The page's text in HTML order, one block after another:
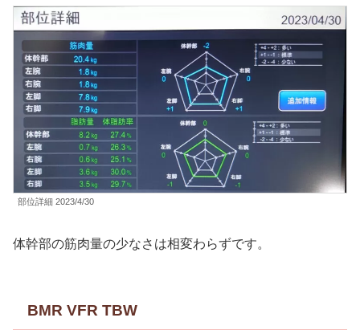
部位詳細 2023/4/30
体幹部の筋肉量の少なさは相変わらずです。
BMR VFR TBW